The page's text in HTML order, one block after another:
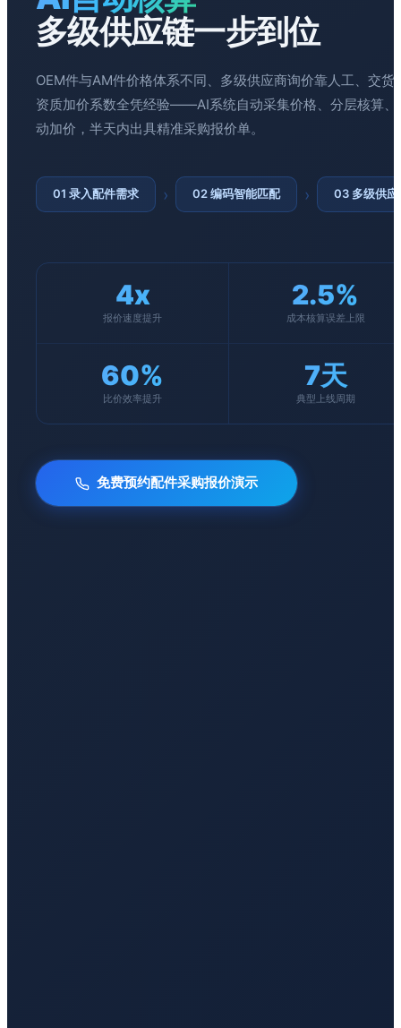
多级供应链一步到位
OEM件与AM件价格体系不同、多级供应商询价靠人工、交货
资质加价系数全凭经验——AI系统自动采集价格、分层核算、
动加价，半天内出具精准采购报价单。
01 录入配件需求 › 02 编码智能匹配 › 03 多级供应
4x
报价速度提升
2.5%
成本核算误差上限
60%
比价效率提升
7天
典型上线周期
免费预约配件采购报价演示